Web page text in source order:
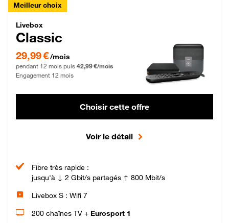
Meilleur choix
Livebox Classic Fibre
Livebox
Classic
29,99 € par mois pendant 12 mois puis 42,99 € par mois, Engagement 12 mois
29,99 €/mois
pendant 12 mois puis 42,99 €/mois
Engagement 12 mois
Choisir cette offre
Voir le détail
Fibre très rapide :
jusqu'à ↓ 2 Gbit/s partagés ↑ 800 Mbit/s
Livebox S : Wifi 7
200 chaînes TV + Eurosport 1